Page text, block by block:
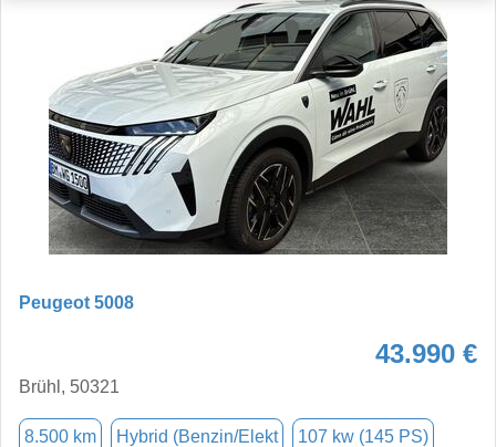
Peugeot 5008
43.990 €
Brühl, 50321
8.500 km Hybrid (Benzin/Elekt 107 kw (145 PS)